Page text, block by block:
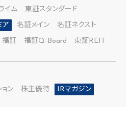
イム 東証スタンダード
ア 名証メイン 名証ネクスト
福証 福証Q-Board 東証REIT
ン 株主優待 IRマガジン